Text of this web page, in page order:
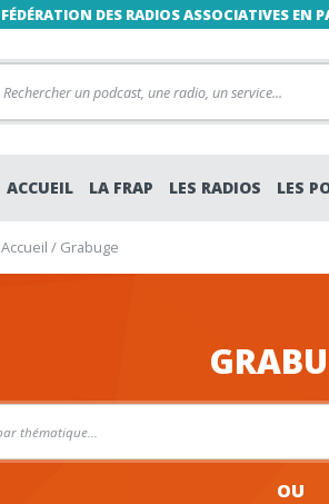
FÉDÉRATION DES RADIOS ASSOCIATIVES EN
ACCUEIL LA FRAP LES RADIOS LES
Accueil / Grabuge
OU